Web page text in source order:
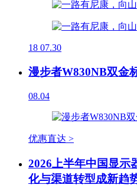
18 07.30
漫步者W830NB双金
08.04
优惠直达 >
2026上半年中国显示
化与渠道转型成新趋